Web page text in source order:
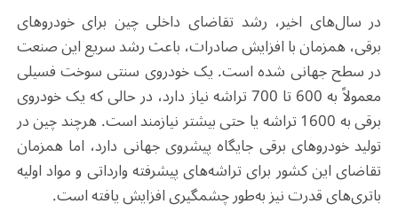
در سال‌های اخیر، رشد تقاضای داخلی چین برای خودروهای
برقی، همزمان با افزایش صادرات، باعث رشد سریع این صنعت
در سطح جهانی شده است. یک خودروی سنتی سوخت فسیلی
معمولاً به 600 تا 700 تراشه نیاز دارد، در حالی که یک خودروی
برقی
به 1600 تراشه یا حتی بیشتر نیازمند است. هرچند چین در
تولید خودروهای برقی جایگاه پیشروی جهانی دارد، اما همزمان
تقاضای این کشور برای تراشه‌های پیشرفته وارداتی و مواد اولیه
باتری‌های قدرت نیز به‌طور چشمگیری افزایش یافته است.